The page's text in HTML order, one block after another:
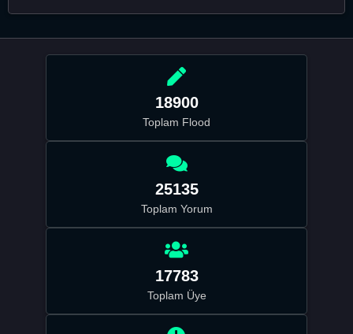
18900
Toplam Flood
25135
Toplam Yorum
17783
Toplam Üye